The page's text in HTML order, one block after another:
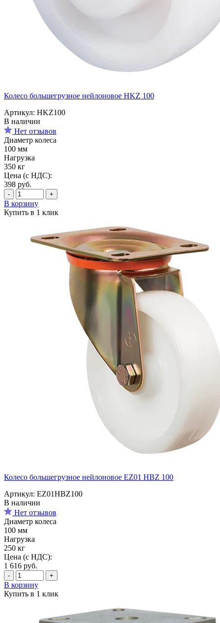
Колесо большегрузное нейлоновое HKZ 100
Артикул: HKZ100
В наличии
Нет отзывов
Диаметр колеса
100 мм
Нагрузка
350 кг
Цена (с НДС):
398 руб.
- +
В корзину
Купить в 1 клик
Колесо большегрузное нейлоновое EZ01 HBZ 100
Артикул: EZ01HBZ100
В наличии
Нет отзывов
Диаметр колеса
100 мм
Нагрузка
250 кг
Цена (с НДС):
1 616 руб.
- +
В корзину
Купить в 1 клик